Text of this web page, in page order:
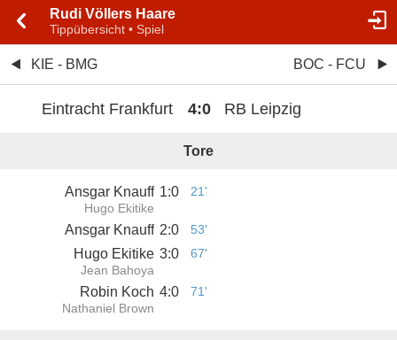
Rudi Völlers Haare
Tippübersicht • Spiel
KIE - BMG BOC - FCU
Eintracht Frankfurt 4:0 RB Leipzig
Tore
Ansgar Knauff
Hugo Ekitike
1:0 21'
Ansgar Knauff 2:0 53'
Hugo Ekitike
Jean Bahoya
3:0 67'
Robin Koch
Nathaniel Brown
4:0 71'